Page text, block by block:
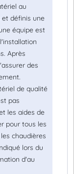
au
et définis une
équipe est
Après
des
de qualité
pas
les aides de
pour tous les
chaudières
lors du
d'au